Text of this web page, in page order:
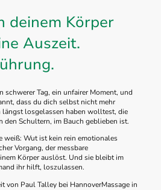
deinem Körper
Auszeit.
schwerer Tag, ein unfairer Moment, und
dass du dich selbst nicht mehr
längst losgelassen haben wolltest, die
den Schultern, im Bauch geblieben ist.
weiß: Wut ist kein rein emotionales
Vorgang, der messbare
Körper auslöst. Und sie bleibt im
ihr hilft, loszulassen.
von Paul Talley bei HannoverMassage in